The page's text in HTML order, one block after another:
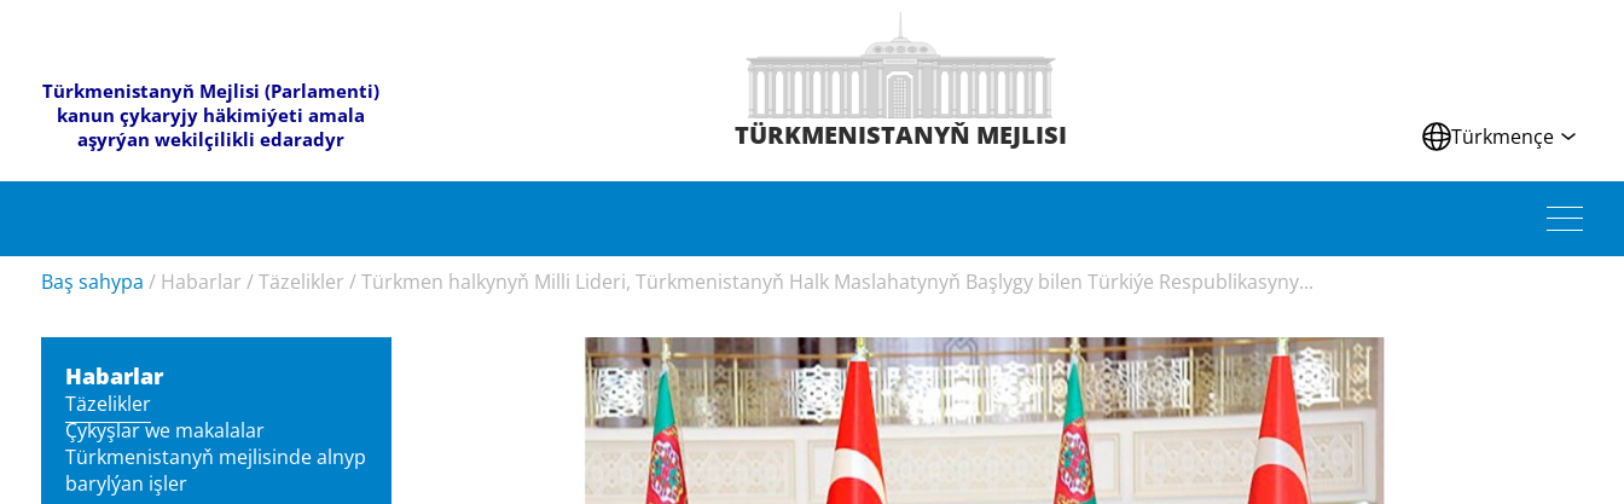
Türkmenistanyň Mejlisi (Parlamenti)
kanun çykaryjy häkimiýeti amala
aşyrýan wekilçilikli edaradyr
TÜRKMENISTANYŇ MEJLISI Türkmençe
Baş sahypa / Habarlar /Täzelikler /Türkmen halkynyň Milli Lideri, Türkmenistanyň Halk Maslahatynyň Başlygy bilen Türkiýe Respublikasyny...
Habarlar
Täzelikler
Çykyşlar we makalalar
Türkmenistanyň mejlisinde alnyp
barylýan işler